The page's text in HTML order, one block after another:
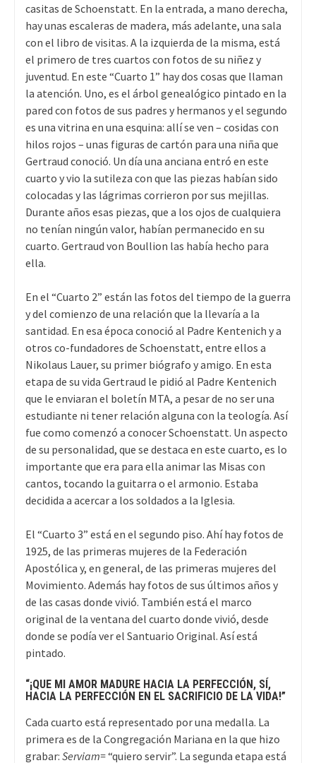
casitas de Schoenstatt. En la entrada, a mano derecha,
hay unas escaleras de madera, más adelante, una sala
con el libro de visitas. A la izquierda de la misma, está
el primero de tres cuartos con fotos de su niñez y
juventud. En este “Cuarto 1” hay dos cosas que llaman
la atención. Uno, es el árbol genealógico pintado en la
pared con fotos de sus padres y hermanos y el segundo
es una vitrina en una esquina: allí se ven – cosidas con
hilos rojos – unas figuras de cartón para una niña que
Gertraud conoció. Un día una anciana entró en este
cuarto y vio la sutileza con que las piezas habían sido
colocadas y las lágrimas corrieron por sus mejillas.
Durante años esas piezas, que a los ojos de cualquiera
no tenían ningún valor, habían permanecido en su
cuarto. Gertraud von Boullion las había hecho para
ella.
En el “Cuarto 2” están las fotos del tiempo de la guerra
y del comienzo de una relación que la llevaría a la
santidad. En esa época conoció al Padre Kentenich y a
otros co-fundadores de Schoenstatt, entre ellos a
Nikolaus Lauer, su primer biógrafo y amigo. En esta
etapa de su vida Gertraud le pidió al Padre Kentenich
que le enviaran el boletín MTA, a pesar de no ser una
estudiante ni tener relación alguna con la teología. Así
fue como comenzó a conocer Schoenstatt. Un aspecto
de su personalidad, que se destaca en este cuarto, es lo
importante que era para ella animar las Misas con
cantos, tocando la guitarra o el armonio. Estaba
decidida a acercar a los soldados a la Iglesia.
El “Cuarto 3” está en el segundo piso. Ahí hay fotos de
1925, de las primeras mujeres de la Federación
Apostólica y, en general, de las primeras mujeres del
Movimiento. Además hay fotos de sus últimos años y
de las casas donde vivió. También está el marco
original de la ventana del cuarto donde vivió, desde
donde se podía ver el Santuario Original. Así está
pintado.
“¡QUE MI AMOR MADURE HACIA LA PERFECCIÓN, SÍ,
HACIA LA PERFECCIÓN EN EL SACRIFICIO DE LA VIDA!”
Cada cuarto está representado por una medalla. La
primera es de la Congregación Mariana en la que hizo
grabar: Serviam=“quiero servir”. La segunda etapa está